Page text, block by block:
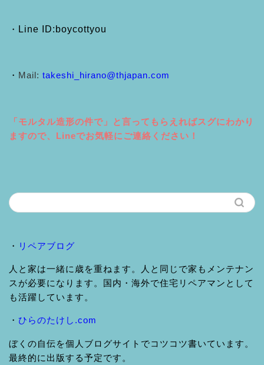
・ Line ID:boycottyou
・ Mail: takeshi_hirano@thjapan.com
「モルタル造形の件で」と言ってもらえればスグにわかり
ますので、Lineでお気軽にご連絡ください！
・ リペアブログ
人と家は一緒に歳を重ねます。人と同じで家もメンテナン
スが必要になります。国内・海外で住宅リペアマンとして
も活躍しています。
・ ひらのたけし.com
ぼくの自伝を個人ブログサイトでコツコツ書いています。
最終的に出版する予定です。